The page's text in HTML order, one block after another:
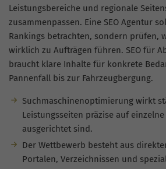
Leistungsbereiche und regionale
zusammenpassen. Eine SEO Agentur
Rankings betrachten, sondern prüfen,
wirklich zu Aufträgen führen. SEO für
braucht klare Inhalte für konkrete
Pannenfall bis zur Fahrzeugbergung.
Suchmaschinenoptimierung wirkt
Leistungsseiten präzise auf
ausgerichtet sind.
Der Wettbewerb besteht aus
Portalen, Verzeichnissen und